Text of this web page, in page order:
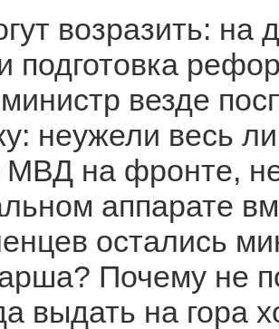
возразить: на
подготовка
везде
неужели весь
МВД на фронте,
аппарате
остались
Почему не
выдать на гора